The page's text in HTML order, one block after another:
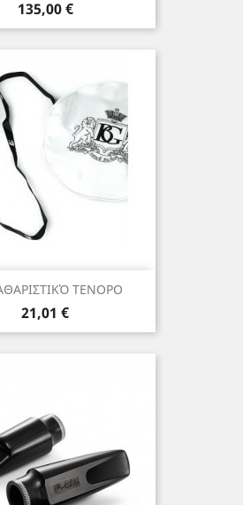
Τιμή
135,00 €
ΤΕΝΟΡΟ
Τιμή
21,01 €